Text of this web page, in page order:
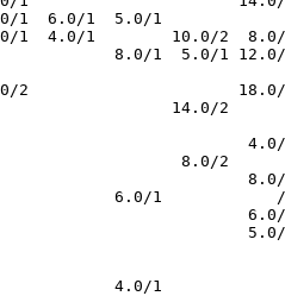
1  6.0/1  5.0/1
1  4.0/1        10.0/2
8.0/2
14.0
8.0  4.0/1
8.0
8.0
6.0
6.0
5.0
5.0
4.0